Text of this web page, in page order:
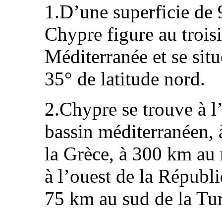
1.D’une superficie
Chypre figure au
Méditerranée et se
35° de latitude nord.
2.Chypre se trouve à
bassin
la Grèce, à 300 km
à l’ouest de la
75 km au sud de la